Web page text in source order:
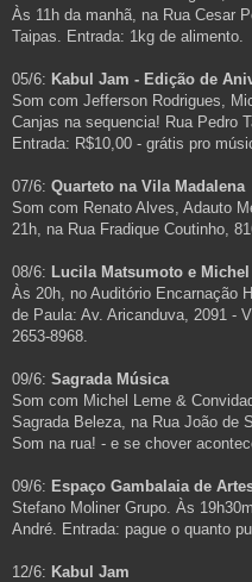
Às 11h da manhã, na Rua Cesar
Taipas. Entrada: 1kg de alimento.
05/6: Kabul Jam - Edição de
Som com Jefferson Rodrigues,
Canjas na sequencia! Rua Pedro
Entrada: R$10,00 - grátis pro
07/6: Quarteto na Vila Madalena
Som com Renato Alves, Adauto
21h, na Rua Fradique Coutinho,
08/6: Lucila Matsumoto e
Às 20h, no Auditório Encarnação
de Paula: Av. Aricanduva, 2091 -
2653-8968.
09/6: Sagrada Música
Som com Michel Leme &
Sagrada Beleza, na Rua João de
Som na rua! - e se chover
09/6: Espaço Gambalaia de
Stefano Moliner Grupo. Às
André. Entrada: pague o quanto
12/6: Kabul Jam